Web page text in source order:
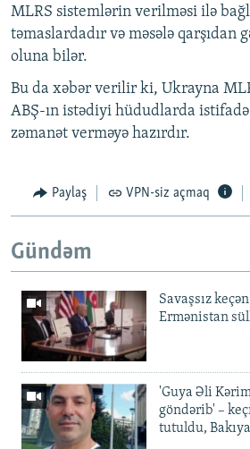
MLRS sistemlərin verilməsi ilə
təmaslardadır və məsələ qarşıdan
oluna bilər.
Bu da xəbər verilir ki, Ukrayna
ABŞ-ın istədiyi hüdudlarda
zəmanət verməyə hazırdır.
Paylaş VPN-siz açmaq
Gündəm
Savaşsız
Ermənistan
'Guya Əli
göndərib' –
tutuldu,